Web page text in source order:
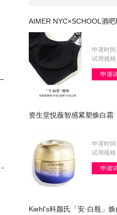
AIMER NYC×SCHOOL酒
申请时
试用规
申请
资生堂悦薇智感紧塑焕白霜
申请时
试用规
申请
Kiehl's科颜氏「安·白瓶」